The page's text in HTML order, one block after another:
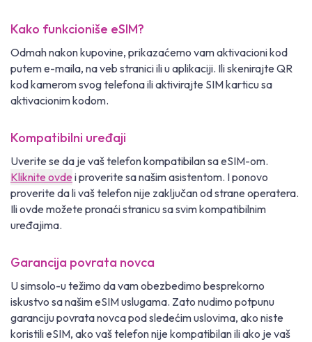
Kako funkcioniše eSIM?
Odmah nakon kupovine, prikazaćemo vam aktivacioni kod
putem e-maila, na veb stranici ili u aplikaciji. Ili skenirajte QR
kod kamerom svog telefona ili aktivirajte SIM karticu sa
aktivacionim kodom.
Kompatibilni uređaji
Uverite se da je vaš telefon kompatibilan sa eSIM-om.
Kliknite ovde i proverite sa našim asistentom. I ponovo
proverite da li vaš telefon nije zaključan od strane operatera.
Ili ovde možete pronaći stranicu sa svim kompatibilnim
uređajima.
Garancija povrata novca
U simsolo-u težimo da vam obezbedimo besprekorno
iskustvo sa našim eSIM uslugama. Zato nudimo potpunu
garanciju povrata novca pod sledećim uslovima, ako niste
koristili eSIM, ako vaš telefon nije kompatibilan ili ako je vaš